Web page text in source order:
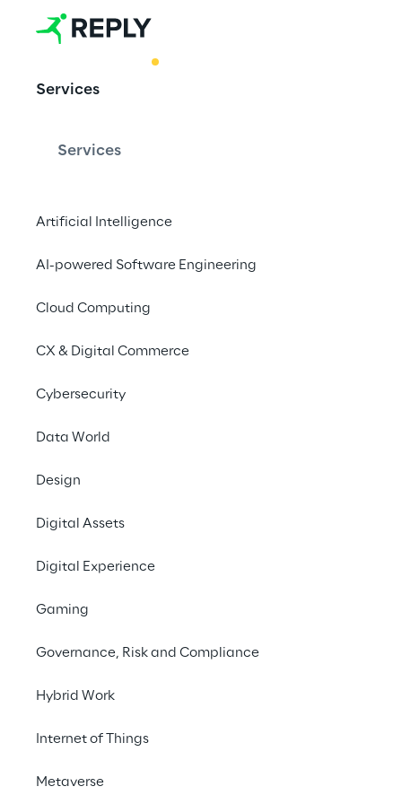
Services
Services
Artificial Intelligence
AI-powered Software Engineering
Cloud Computing
CX & Digital Commerce
Cybersecurity
Data World
Design
Digital Assets
Digital Experience
Gaming
Governance, Risk and Compliance
Hybrid Work
Internet of Things
Metaverse
AI Red
sécurité des